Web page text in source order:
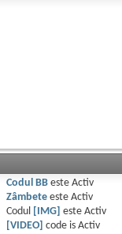
Codul BBeste Activ
Zâmbeteeste Activ
Codul
[IMG] este Activ
[VIDEO]
code is Activ